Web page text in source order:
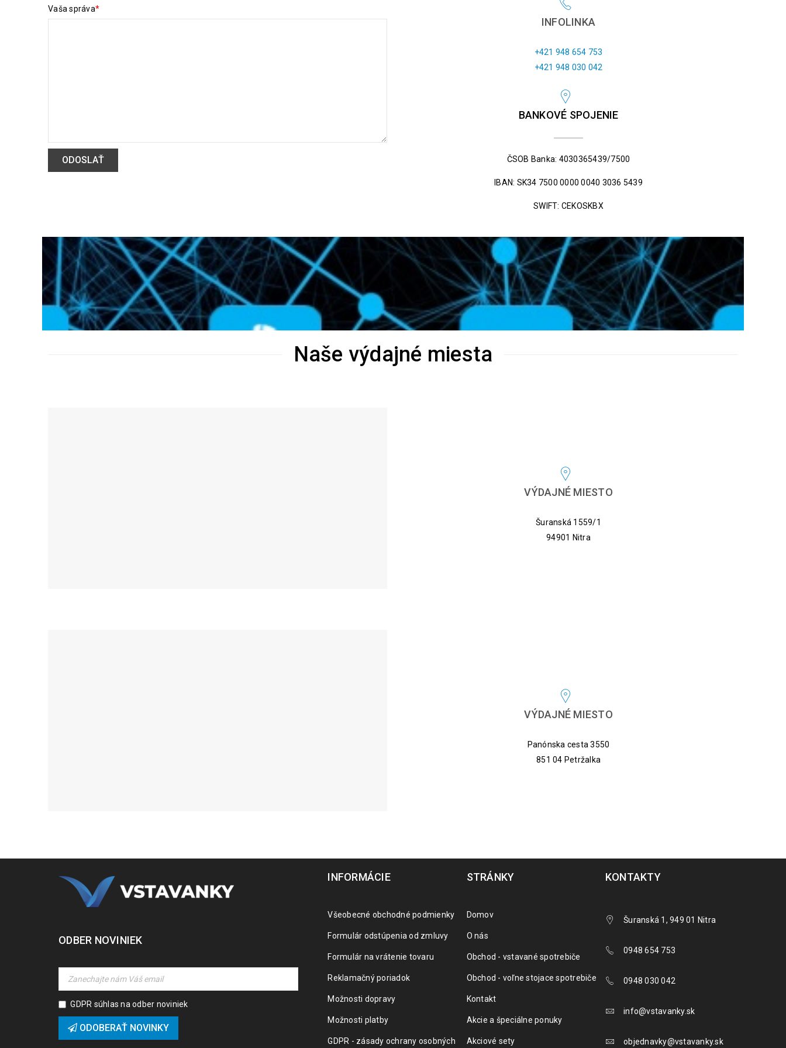
Vaša správa*
INFOLINKA
+421 948 654 753
+421 948 030 042
BANKOVÉ SPOJENIE
ČSOB Banka: 4030365439/7500
IBAN: SK34 7500 0000 0040 3036 5439
SWIFT: CEKOSKBX
Naše výdajné miesta
VÝDAJNÉ MIESTO
Šuranská 1559/1
94901 Nitra
VÝDAJNÉ MIESTO
Panónska cesta 3550
851 04 Petržalka
ODBER NOVINIEK
GDPR súhlas na odber noviniek
ODOBERAŤ NOVINKY
INFORMÁCIE
Všeobecné obchodné podmienky
Formulár odstúpenia od zmluvy
Formulár na vrátenie tovaru
Reklamačný poriadok
Možnosti dopravy
Možnosti platby
GDPR - zásady ochrany osobných
STRÁNKY
Domov
O nás
Obchod - vstavané spotrebiče
Obchod - voľne stojace spotrebiče
Kontakt
Akcie a špeciálne ponuky
Akciové sety
KONTAKTY
Šuranská 1, 949 01 Nitra
0948 654 753
0948 030 042
info@vstavanky.sk
objednavky@vstavanky.sk